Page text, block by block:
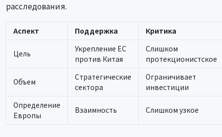
расследования.
Аспект Поддержка Критика
Цель
Укрепление ЕС
против Китая
Слишком
протекционистское
Объем
Стратегические
сектора
Ограничивает
инвестиции
Определение
Европы
Взаимность Слишком узкое